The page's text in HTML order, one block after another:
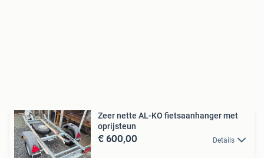
Zeer nette AL-KO fietsaanhanger met
oprijsteun
€ 600,00 Details